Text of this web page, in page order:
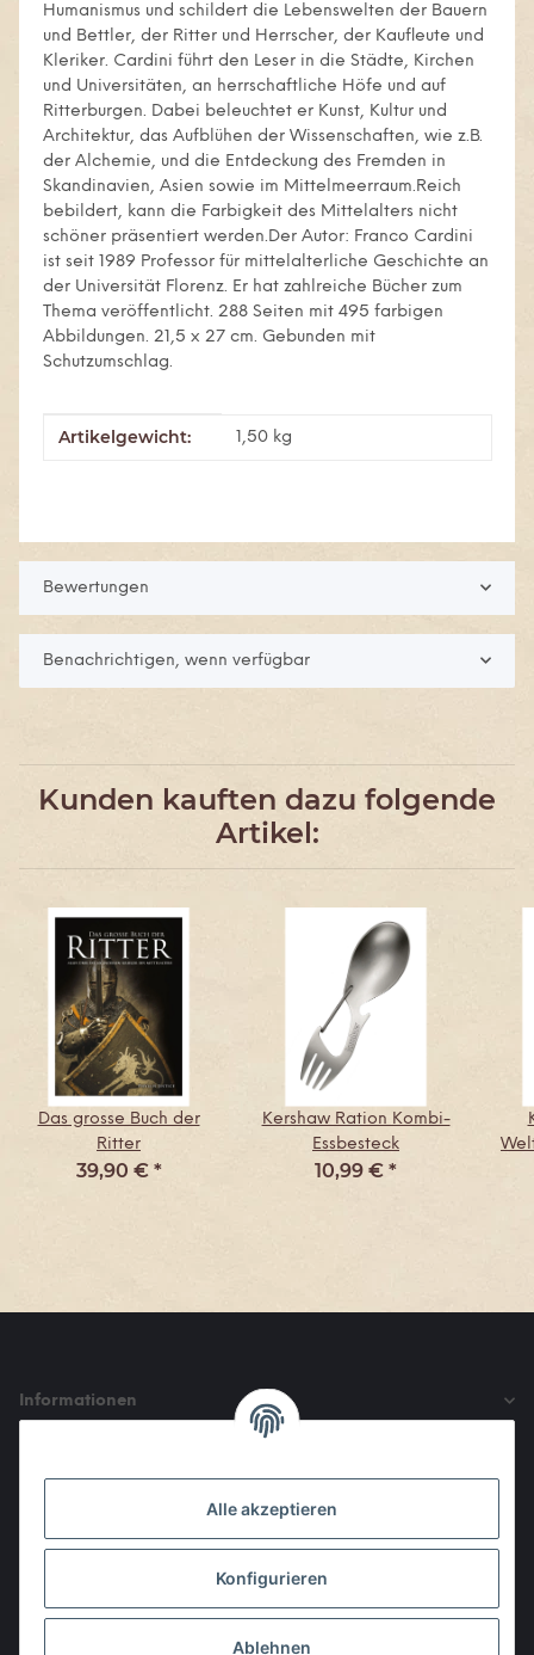
Humanismus und schildert die Lebenswelten der Bauern
und Bettler, der Ritter und Herrscher, der Kaufleute und
Kleriker. Cardini führt den Leser in die Städte, Kirchen
und Universitäten, an herrschaftliche Höfe und auf
Ritterburgen. Dabei beleuchtet er Kunst, Kultur und
Architektur, das Aufblühen der Wissenschaften, wie z.B.
der Alchemie, und die Entdeckung des Fremden in
Skandinavien, Asien sowie im Mittelmeerraum.Reich
bebildert, kann die Farbigkeit des Mittelalters nicht
schöner präsentiert werden.Der Autor: Franco Cardini
ist seit 1989 Professor für mittelalterliche Geschichte an
der Universität Florenz. Er hat zahlreiche Bücher zum
Thema veröffentlicht. 288 Seiten mit 495 farbigen
Abbildungen. 21,5 x 27 cm. Gebunden mit
Schutzumschlag.
Produkteigenschaft
Wert
Artikelgewicht: 1,50 kg
Bewertungen
Benachrichtigen, wenn verfügbar
Kunden kauften dazu folgende
Artikel:
Das grosse Buch der
Ritter
39,90 € *
Kershaw Ration Kombi-
Essbesteck
10,99 € *
Informationen
Alle akzeptieren
Konfigurieren
Ablehnen